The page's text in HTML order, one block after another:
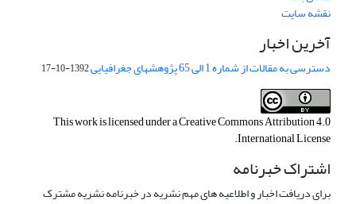
نقشه سایت
آخرین اخبار
دسترسی به مقالات از شماره 1 الی 65 پژوهشهای جغرافیایی 1392-10-17
This work is licensed under aCreative Commons Attribution 4.0
International License
.
اشتراک خبرنامه
برای دریافت اخبار و اطلاعیه های مهم نشریه در خبرنامه نشریه مشترک